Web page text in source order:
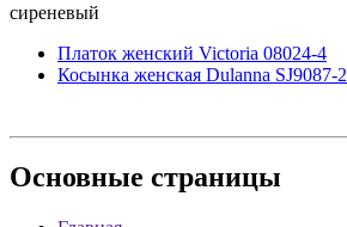
сиреневый
Платок женский Victoria 08024-4
Косынка женская Dulanna SJ9087-2
Основные страницы